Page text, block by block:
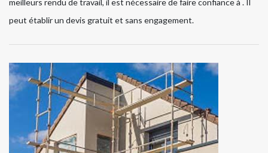
meilleurs rendu de travail, il est nécessaire de faire confiance à . Il
peut établir un devis gratuit et sans engagement.